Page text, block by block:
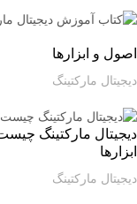
و ابزارها
مارکتینگ
مارکتینگ چیست؟
مارکتینگ